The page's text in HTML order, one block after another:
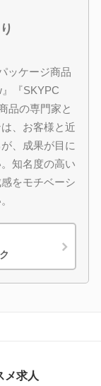
ッケージ商品
『SKYPC
品の専門家と
、お客様と近
、成果が目に
知名度の高い
をモチベーシ
メ求人